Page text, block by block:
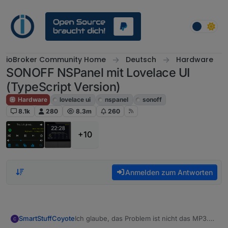
ioBroker Community Home Deutsch Hardware
SONOFF NSPanel mit Lovelace UI
(TypeScript Version)
Hardware lovelace ui nspanel
sonoff
8.1k
280 8.3m 260
+10
Anmelden zum Antworten
SmartStuffCoyoteIch glaube, das Problem ist nicht das MP3.